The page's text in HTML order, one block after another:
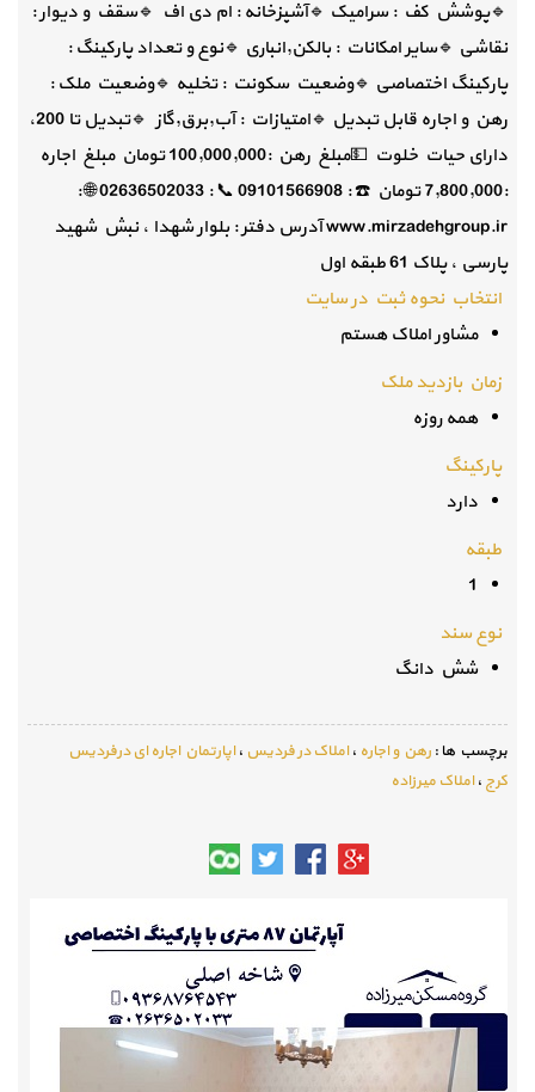
🔹پوشش کف : سرامیک 🔹آشپزخانه : ام دی اف 🔹سقف و دیوار :
نقاشی 🔹سایر امکانات : بالکن,انباری 🔹نوع و تعداد پارکینگ :
پارکینگ اختصاصی 🔹وضعیت سکونت : تخلیه 🔹وضعیت ملک :
رهن و اجاره قابل تبدیل 🔹امتیازات : آب,برق,گاز 🔹تبدیل تا 200،
دارای حیات خلوت 💵مبلغ رهن :100,000,000 تومان مبلغ اجاره
:7,800,000 تومان ☎️ : 09101566908 📞 : 02636502033 🌐 :
www.mirzadehgroup.ir آدرس دفتر : بلوار شهدا ، نبش شهید
پارسی ، پلاک 61 طبقه اول
انتخاب نحوه ثبت در سایت
مشاور املاک هستم
زمان بازدید ملک
همه روزه
پارکینگ
دارد
طبقه
1
نوع سند
شش دانگ
برچسب ها :رهن و اجاره ،املاک در فردیس ،اپارتمان اجاره ای درفردیس
کرج ،املاک میرزاده